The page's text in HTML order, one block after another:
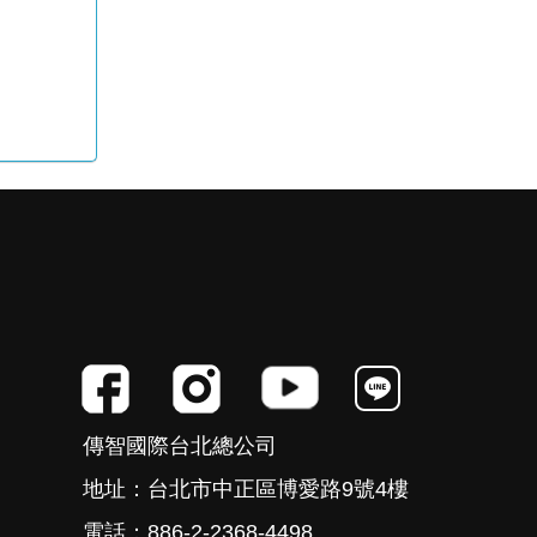
傳智國際台北總公司
地址：台北市中正區博愛路9號4樓